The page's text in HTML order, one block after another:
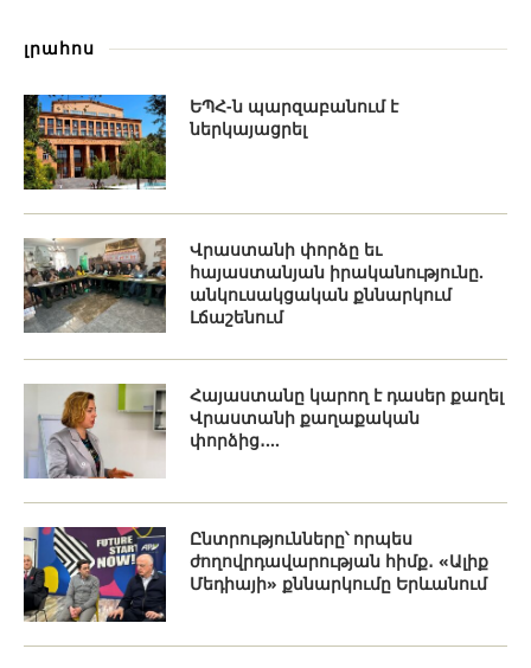
լրահոս
ԵՊՀ-ն պարզաբանում է
ներկայացրել
Վրաստանի փորձը եւ
հայաստանյան իրականությունը.
անկուսակցական քննարկում
Լճաշենում
Հայաստանը կարող է դասեր քաղել
Վրաստանի քաղաքական
փորձից․...
Ընտրությունները՝ որպես
ժողովրդավարության հիմք․ «Ալիք
Մեդիայի» քննարկումը Երևանում